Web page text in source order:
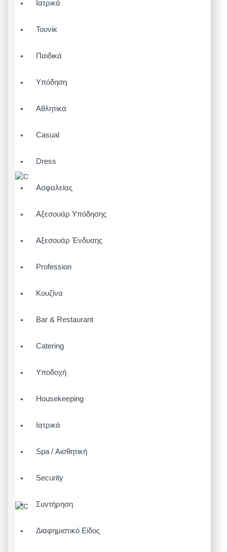
Ιατρικά
Τουνίκ
Παιδικά
Υπόδηση
Αθλητικά
Casual
Dress
Ασφαλείας
Αξεσουάρ Υπόδησης
Αξεσουάρ Ένδυσης
Profession
Κουζίνα
Bar & Restaurant
Catering
Υποδοχή
Housekeeping
Ιατρικά
Spa / Αισθητική
Security
Συντήρηση
Διαφημιστικό Είδος